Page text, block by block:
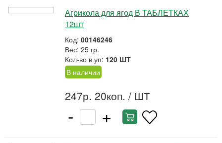
Агрикола для ягод В ТАБЛЕТКАХ
12шт
Код: 00146246
Вес: 25 гр.
Кол-во в уп: 120 ШТ
В наличии
247р. 20коп. / ШТ
- +